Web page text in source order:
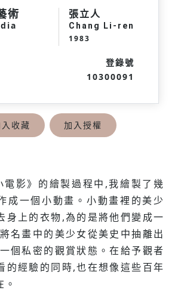
術 張立人
Chang Li-ren
1983
登錄號
10300091
收藏 加入授權
電影》的繪製過程中,我繪製了幾
成一個小動畫。小動畫裡的美少
身上的衣物,為的是將他們變成一
名畫中的美少女從美史中抽離出
個私密的觀賞狀態。在給予觀者
的經驗的同時,也在想像這些百年